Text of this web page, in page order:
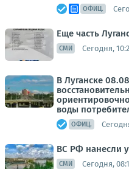
ОФИЦ.
Еще часть
СМИ Сегодня,
В Луганске
воды
ОФИЦ.
ВС РФ нанесли
СМИ Сегодня,